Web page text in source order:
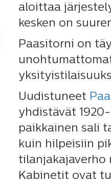
aloittaa
kesken on
Paasitorni on
Uudistuneet
yhdistävät
paikkainen sali
kuin hilpeisiin
tilanjakajaverho
Kabinetit ovat